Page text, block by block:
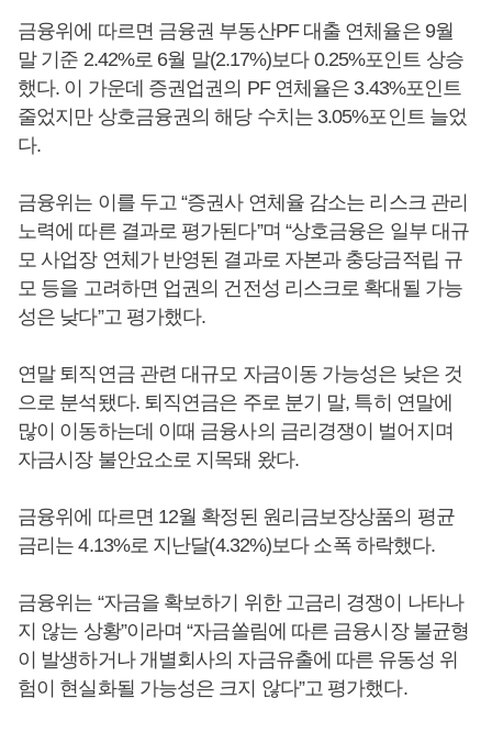
금융위에 따르면 금융권 부동산PF 대출 연체율은 9월
말 기준 2.42%로 6월 말(2.17%)보다 0.25%포인트 상승
했다. 이 가운데 증권업권의 PF 연체율은 3.43%포인트
줄었지만 상호금융권의 해당 수치는 3.05%포인트 늘었
다.
금융위는 이를 두고 “증권사 연체율 감소는 리스크 관리
노력에 따른 결과로 평가된다”며 “상호금융은 일부 대규
모 사업장 연체가 반영된 결과로 자본과 충당금적립 규
모 등을 고려하면 업권의 건전성 리스크로 확대될 가능
성은 낮다”고 평가했다.
연말 퇴직연금 관련 대규모 자금이동 가능성은 낮은 것
으로 분석됐다. 퇴직연금은 주로 분기 말, 특히 연말에
많이 이동하는데 이때 금융사의 금리경쟁이 벌어지며
자금시장 불안요소로 지목돼 왔다.
금융위에 따르면 12월 확정된 원리금보장상품의 평균
금리는 4.13%로 지난달(4.32%)보다 소폭 하락했다.
금융위는 “자금을 확보하기 위한 고금리 경쟁이 나타나
지 않는 상황”이라며 “자금쏠림에 따른 금융시장 불균형
이 발생하거나 개별회사의 자금유출에 따른 유동성 위
험이 현실화될 가능성은 크지 않다”고 평가했다.